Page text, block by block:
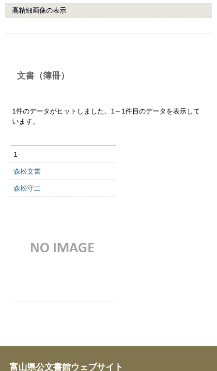
高精細画像の表示
文書（簿冊）
1件のデータがヒットしました。1～1件目のデータを表示して
います。
1
森松文書
森松守二
富山県公文書館ウェブサイト